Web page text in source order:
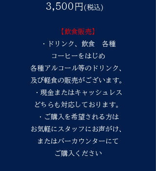
3,500円(税込)
【飲食販売】
・ドリンク、飲食 各種
コーヒーをはじめ
各種アルコール等のドリンク、
及び軽食の販売がございます。
・現金またはキャッシュレス
どちらも対応しております。
・ご購入を希望される方は
お気軽にスタッフにお声がけ、
またはバーカウンターにて
​ご購入ください